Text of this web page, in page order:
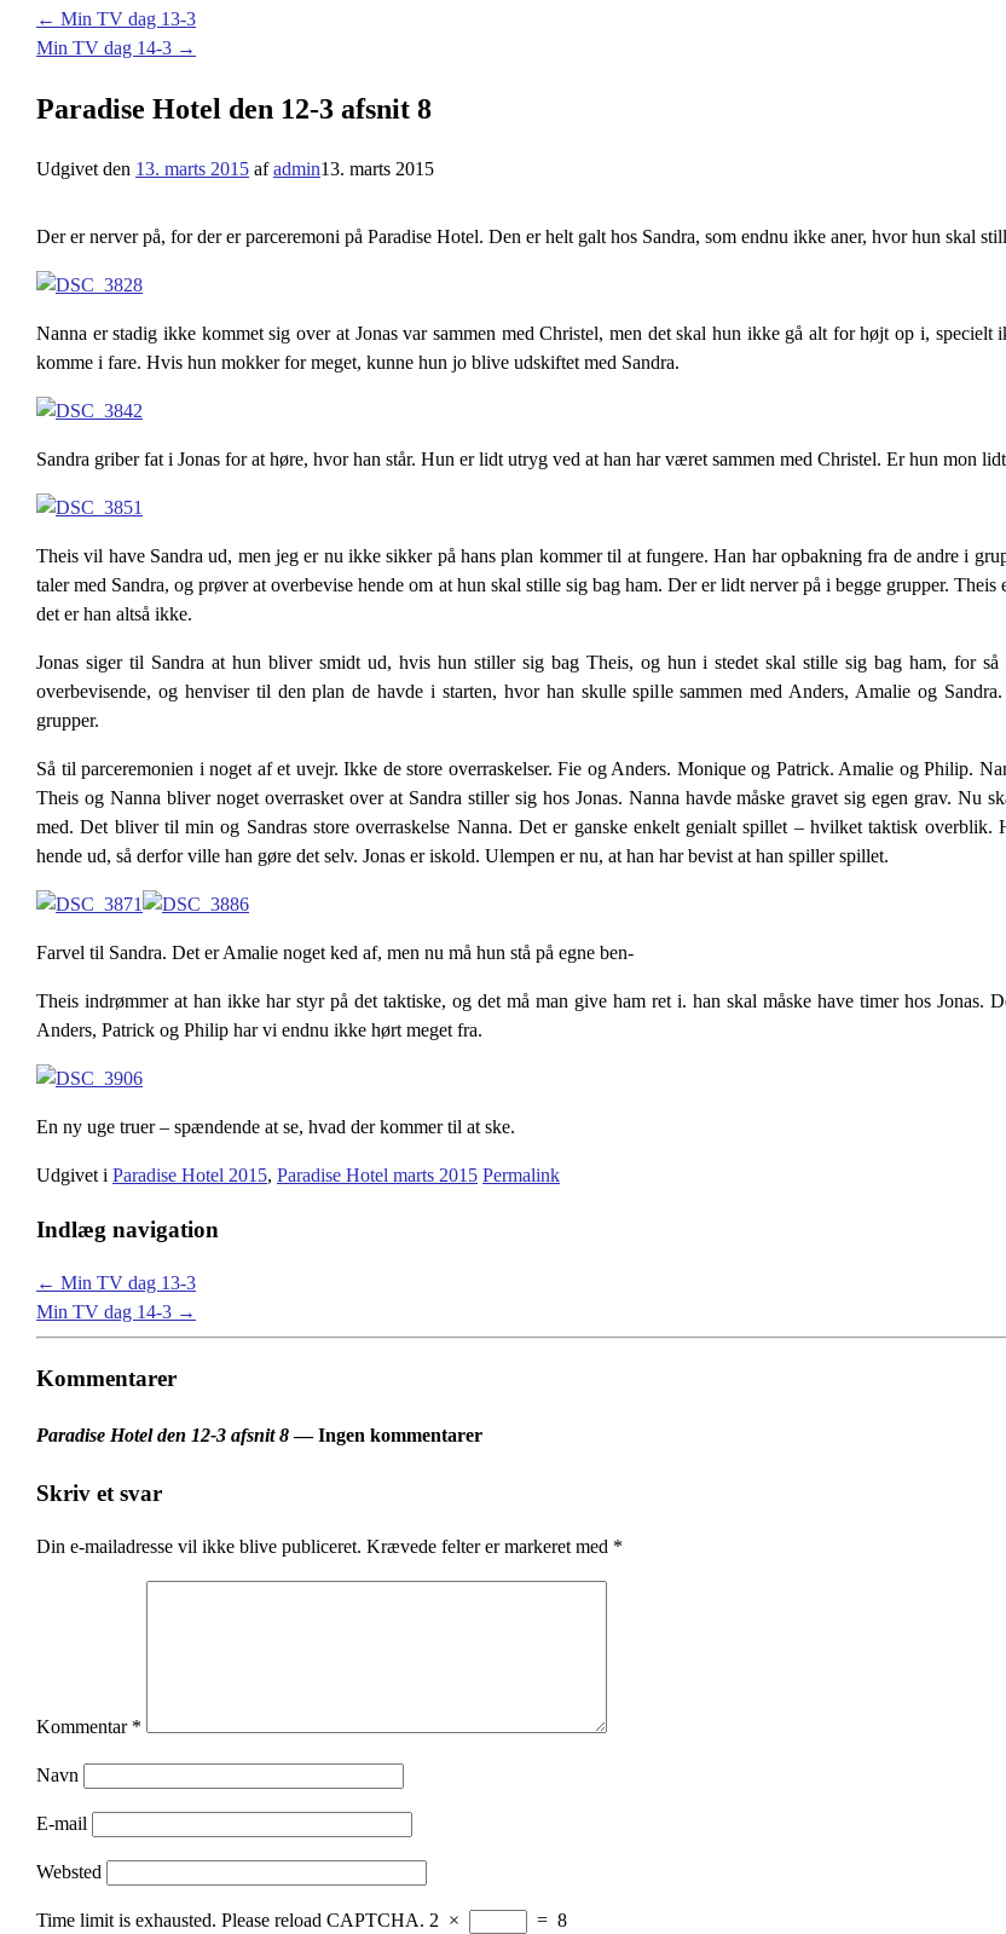
← Min TV dag 13-3
Min TV dag 14-3 →
Paradise Hotel den 12-3 afsnit 8
Udgivet den 13. marts 2015 afadmin13. marts 2015
Der er nerver på, for der er parceremoni på Paradise Hotel. Den er helt galt hos Sandra, som endnu ikke aner, hvor hun skal
Nanna er stadig ikke kommet sig over at Jonas var sammen med Christel, men det skal hun ikke gå alt for højt op i,
komme i fare. Hvis hun mokker for meget, kunne hun jo blive udskiftet med Sandra.
Sandra griber fat i Jonas for at høre, hvor han står. Hun er lidt utryg ved at han har været sammen med Christel. Er hun mon
Theis vil have Sandra ud, men jeg er nu ikke sikker på hans plan kommer til at fungere. Han har opbakning fra de andre i
taler med Sandra, og prøver at overbevise hende om at hun skal stille sig bag ham. Der er lidt nerver på i begge grupper. Theis
det er han altså ikke.
Jonas siger til Sandra at hun bliver smidt ud, hvis hun stiller sig bag Theis, og hun i stedet skal stille sig bag ham, for så
overbevisende, og henviser til den plan de havde i starten, hvor han skulle spille sammen med Anders, Amalie og
grupper.
Så til parceremonien i noget af et uvejr. Ikke de store overraskelser. Fie og Anders. Monique og Patrick. Amalie og Philip.
Theis og Nanna bliver noget overrasket over at Sandra stiller sig hos Jonas. Nanna havde måske gravet sig egen grav. Nu
med. Det bliver til min og Sandras store overraskelse Nanna. Det er ganske enkelt genialt spillet – hvilket taktisk overblik.
hende ud, så derfor ville han gøre det selv. Jonas er iskold. Ulempen er nu, at han har bevist at han spiller spillet.
Farvel til Sandra. Det er Amalie noget ked af, men nu må hun stå på egne ben-
Theis indrømmer at han ikke har styr på det taktiske, og det må man give ham ret i. han skal måske have timer hos Jonas.
Anders, Patrick og Philip har vi endnu ikke hørt meget fra.
En ny uge truer – spændende at se, hvad der kommer til at ske.
Udgivet i Paradise Hotel 2015, Paradise Hotel marts 2015 Permalink
Indlæg navigation
← Min TV dag 13-3
Min TV dag 14-3 →
Kommentarer
Paradise Hotel den 12-3 afsnit 8— Ingen kommentarer
Skriv et svar
Din e-mailadresse vil ikke blive publiceret. Krævede felter er markeret med *
Kommentar *
Navn
E-mail
Websted
Time limit is exhausted. Please reload CAPTCHA. 2 × = 8